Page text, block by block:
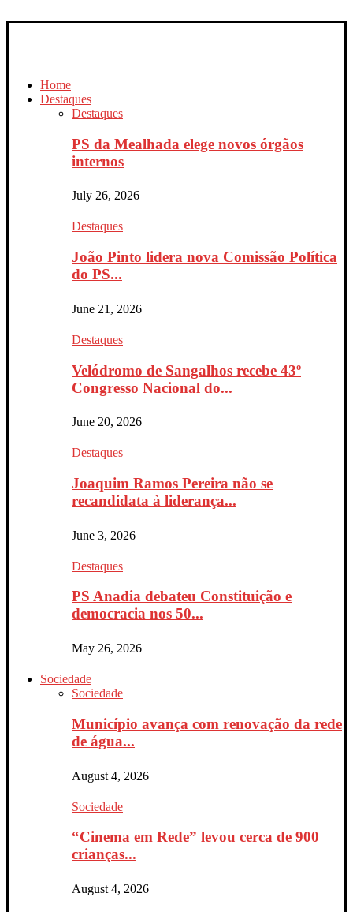
Home
Destaques
Destaques
PS da Mealhada elege novos órgãos
internos
July 26, 2026
Destaques
João Pinto lidera nova Comissão Política
do PS...
June 21, 2026
Destaques
Velódromo de Sangalhos recebe 43º
Congresso Nacional do...
June 20, 2026
Destaques
Joaquim Ramos Pereira não se
recandidata à liderança...
June 3, 2026
Destaques
PS Anadia debateu Constituição e
democracia nos 50...
May 26, 2026
Sociedade
Sociedade
Município avança com renovação da rede
de água...
August 4, 2026
Sociedade
“Cinema em Rede” levou cerca de 900
crianças...
August 4, 2026